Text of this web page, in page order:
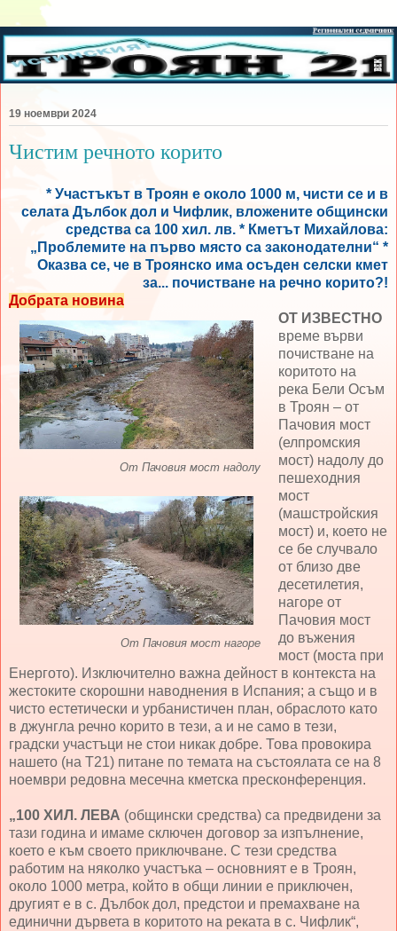
19 ноември 2024
Чистим речното корито
* Участъкът в Троян е около 1000 м, чисти се и в
селата Дълбок дол и Чифлик, вложените общински
средства са 100 хил. лв. * Кметът Михайлова:
„Проблемите на първо място са законодателни“ *
Оказва се, че в Троянско има осъден селски кмет
за... почистване на речно корито?!
Добрата новина
От Пачовия мост надолу
От Пачовия мост нагоре
ОТ ИЗВЕСТНО
време върви
почистване на
коритото на
река Бели Осъм
в Троян – от
Пачовия мост
(елпромския
мост) надолу до
пешеходния
мост
(машстройския
мост) и, което не
се бе случвало
от близо две
десетилетия,
нагоре от
Пачовия мост
до въжения
мост (моста при
Енергото). Изключително важна дейност в контекста на
жестоките скорошни наводнения в Испания; а също и в
чисто естетически и урбанистичен план, обраслото като
в джунгла речно корито в тези, а и не само в тези,
градски участъци не стои никак добре. Това провокира
нашето (на Т21) питане по темата на състоялата се на 8
ноември редовна месечна кметска пресконференция.
„100 ХИЛ. ЛЕВА (общински средства) са предвидени за
тази година и имаме сключен договор за изпълнение,
което е към своето приключване. С тези средства
работим на няколко участъка – основният е в Троян,
около 1000 метра, който в общи линии е приключен,
другият е в с. Дълбок дол, предстои и премахване на
единични дървета в коритото на реката в с. Чифлик“,